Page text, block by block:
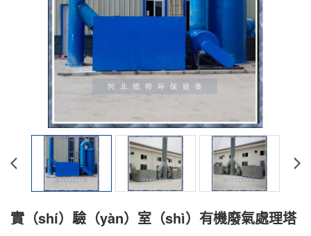
實（shí）驗（yàn）室（shì）有機廢氣處理塔